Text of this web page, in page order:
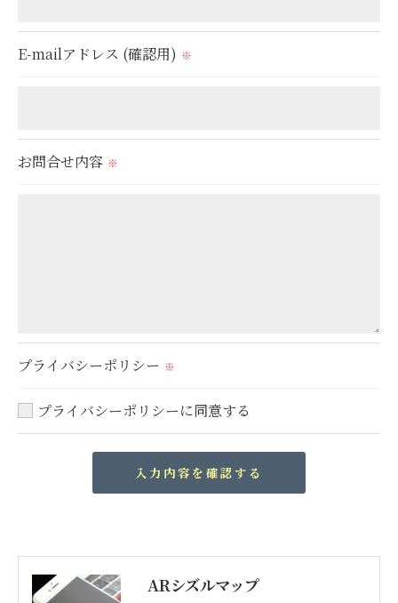
す。
個人情報の開示･訂正･削除・利用停止の具体的手続
E-mailアドレス (確認用) ※
お問合せ内容 ※
プライバシーポリシー ※
プライバシーポリシーに同意する
ARシズルマップ